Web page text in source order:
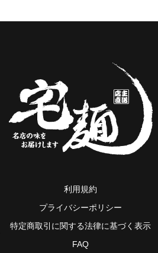
利用規約
プライバシーポリシー
特定商取引に関する法律に基づく表示
FAQ